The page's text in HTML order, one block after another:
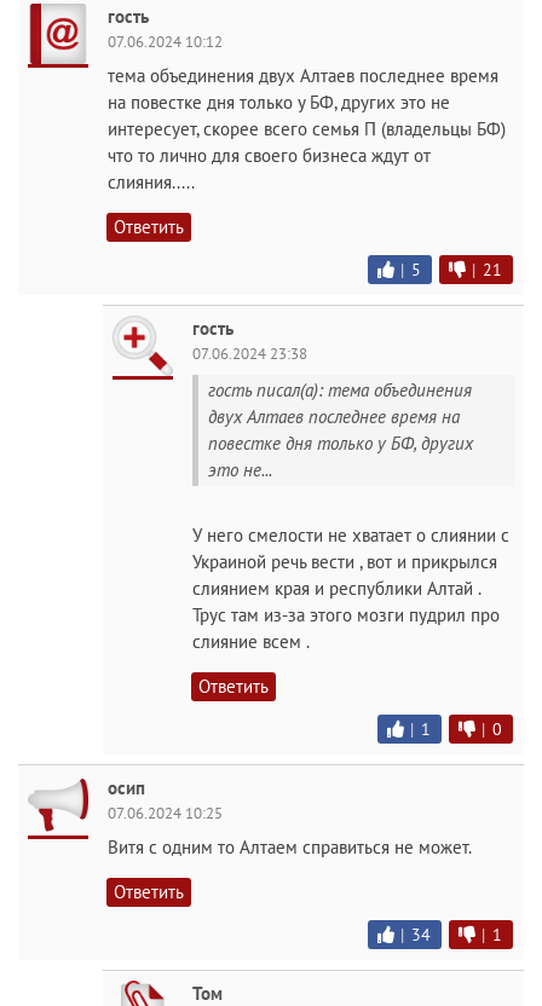
гость
07.06.2024 10:12
тема объединения двух Алтаев последнее время
на повестке дня только у БФ, других это не
интересует, скорее всего семья П (владельцы БФ)
что то лично для своего бизнеса ждут от
слияния.....
Ответить
| 5 | 21
гость
07.06.2024 23:38
гость писал(а): тема объединения
двух Алтаев последнее время на
повестке дня только у БФ, других
это не...
У него смелости не хватает о слиянии с
Украиной речь вести , вот и прикрылся
слиянием края и республики Алтай .
Трус там из-за этого мозги пудрил про
слияние всем .
Ответить
| 1 | 0
осип
07.06.2024 10:25
Витя с одним то Алтаем справиться не может.
Ответить
| 34 | 1
Том